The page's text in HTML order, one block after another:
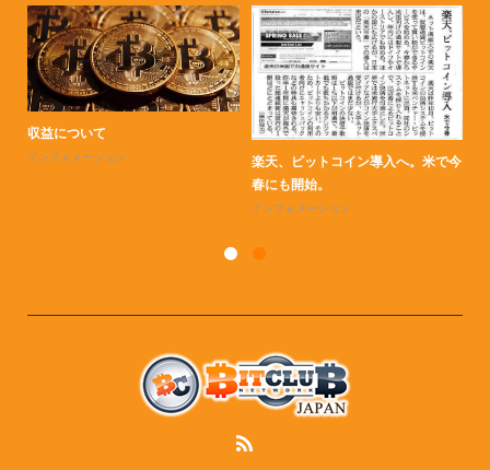
収益について
インフォメーション
楽天、ビットコイン導入へ。米で今
春にも開始。
インフォメーション